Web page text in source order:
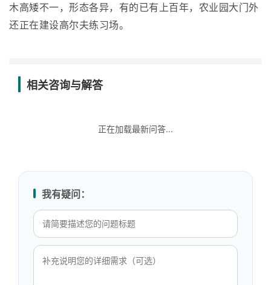
木高矮不一，形态各异，有的已有上百年，农业园大门外
还正在建设高尔夫练习场。
相关咨询与解答
正在加载最新问答...
我有疑问：